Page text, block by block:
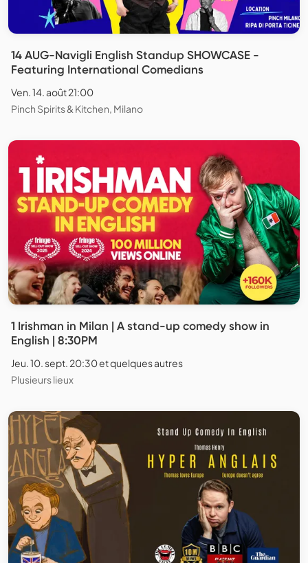
14 AUG-Navigli English Standup SHOWCASE -
Featuring International Comedians
Ven. 14. août 21:00
Pinch Spirits & Kitchen, Milano
1 Irishman in Milan | A stand-up comedy show in
English | 8:30PM
Jeu. 10. sept. 20:30 et quelques autres
Plusieurs lieux